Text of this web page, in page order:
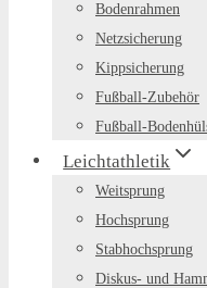
Bodenrahmen
Netzsicherung
Kippsicherung
Fußball-Zubehör
Fußball-
Leichtathletik
Weitsprung
Hochsprung
Stabhochsprung
Diskus- und